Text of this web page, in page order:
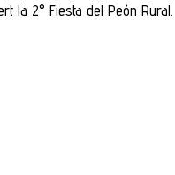
la 2° Fiesta del Peón Rural.